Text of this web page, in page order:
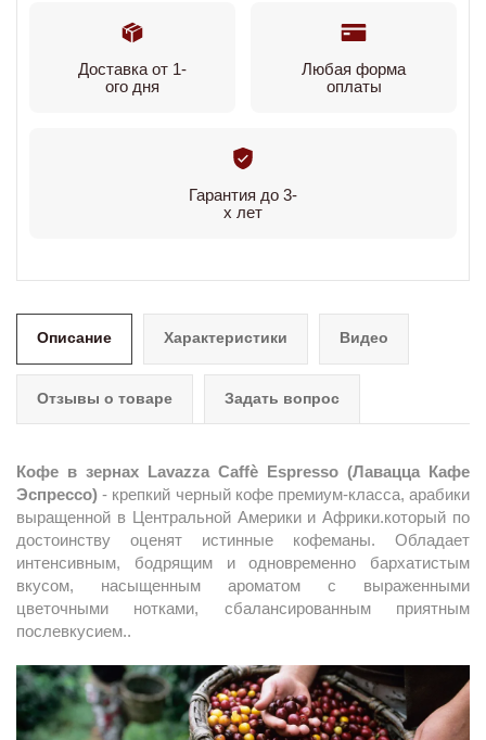
Доставка от 1-
ого дня
Любая форма
оплаты
Гарантия до 3-
х лет
Описание Характеристики Видео
Отзывы о товаре Задать вопрос
Кофе в зернах Lavazza Caffè Espresso (Лавацца Кафе
Эспрессо) - крепкий черный кофе премиум-класса, арабики
выращенной в Центральной Америки и Африки.который по
достоинству оценят истинные кофеманы. Обладает
интенсивным, бодрящим и одновременно бархатистым
вкусом, насыщенным ароматом с выраженными
цветочными нотками, сбалансированным приятным
послевкусием..